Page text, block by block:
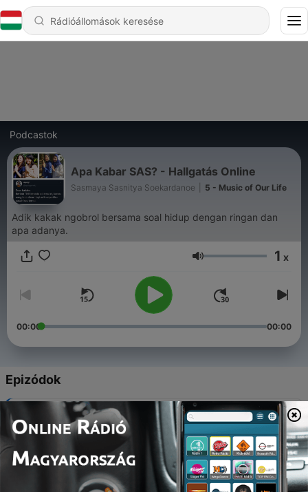
Podcastok
Apa Kabar SAS? - Hallgatás Online
Sasmaya Sasnitya Soekardanoe 5 - Music of Our Life
Adik kakak ngobrol bersama soal hidup dengan ringan dan
apa adanya.
Hangerő 1 x
00:00 00:00
Epizódok
5 Music of Our Life
08 júl. 2021
4 - Episode 4: Sas dari 90an!